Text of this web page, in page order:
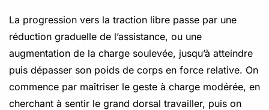
La progression vers la traction libre passe par une
réduction graduelle de l’assistance, ou une
augmentation de la charge soulevée, jusqu’à atteindre
puis dépasser son poids de corps en force relative. On
commence par maîtriser le geste à charge modérée, en
cherchant à sentir le grand dorsal travailler, puis on